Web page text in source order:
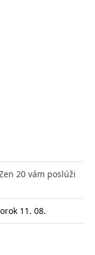
20 vám poslúži
11. 08.